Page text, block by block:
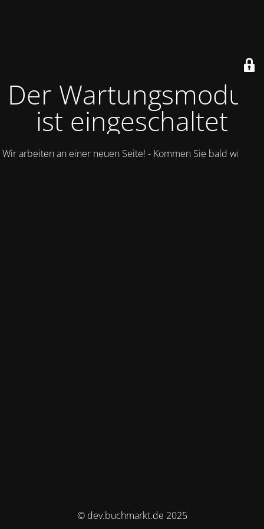
Der Wartungsmodus
ist eingeschaltet
Wir arbeiten an einer neuen Seite! - Kommen Sie bald wieder.
© dev.buchmarkt.de 2025